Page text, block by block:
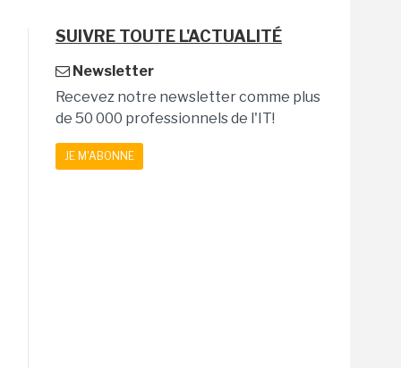
SUIVRE TOUTE L'ACTUALITÉ
Newsletter
Recevez notre newsletter comme plus
de 50 000 professionnels de l'IT!
JE M'ABONNE